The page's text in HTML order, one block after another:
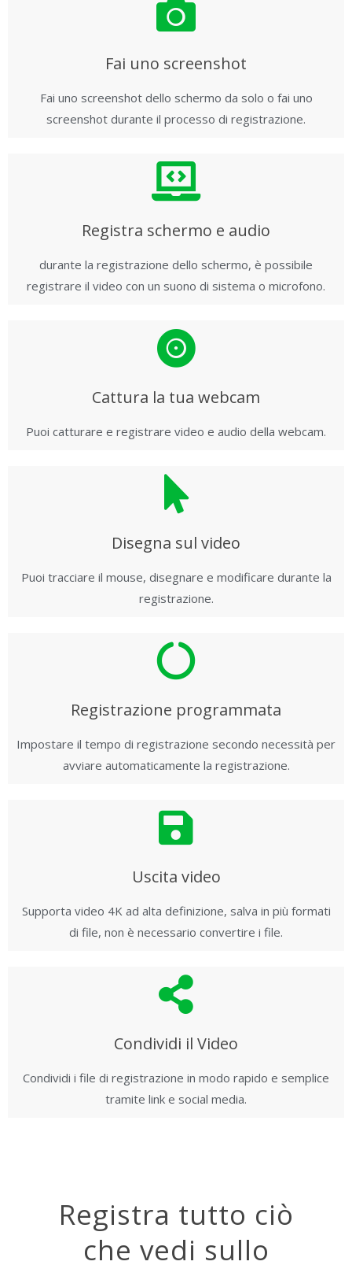
Fai uno screenshot
Fai uno screenshot dello schermo da solo o fai uno
screenshot durante il processo di registrazione.
Registra schermo e audio
durante la registrazione dello schermo, è possibile
registrare il video con un suono di sistema o microfono.
Cattura la tua webcam
Puoi catturare e registrare video e audio della webcam.
Disegna sul video
Puoi tracciare il mouse, disegnare e modificare durante la
registrazione.
Registrazione programmata
Impostare il tempo di registrazione secondo necessità per
avviare automaticamente la registrazione.
Uscita video
Supporta video 4K ad alta definizione, salva in più formati
di file, non è necessario convertire i file.
Condividi il Video
Condividi i file di registrazione in modo rapido e semplice
tramite link e social media.
Registra tutto ciò
che vedi sullo